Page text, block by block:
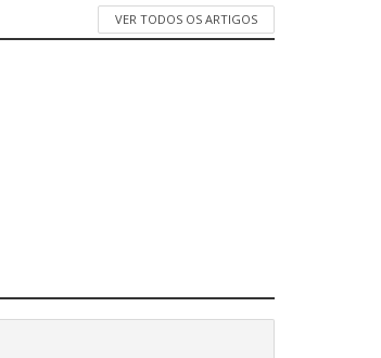
VER TODOS OS ARTIGOS